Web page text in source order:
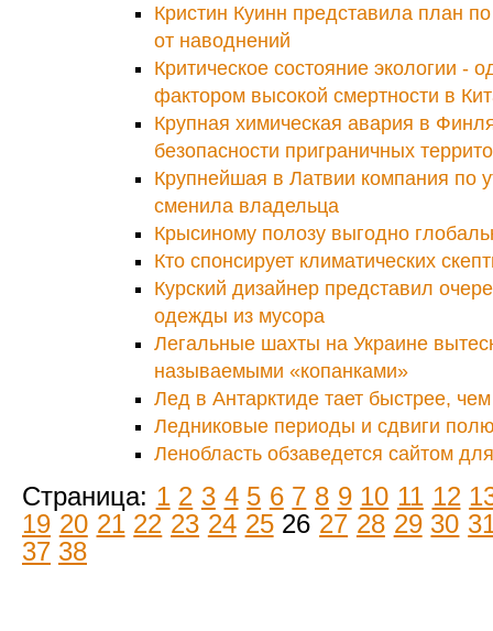
Кристин Куинн представила план
от наводнений
Критическое состояние экологии -
фактором высокой смертности в
Крупная химическая авария в
безопасности приграничных
Крупнейшая в Латвии компания по
сменила владельца
Крысиному полозу выгодно
Кто спонсирует климатических
Курский дизайнер представил
одежды из мусора
Легальные шахты на Украине
называемыми «копанками»
Лед в Антарктиде тает быстрее,
Ледниковые периоды и сдвиги
Ленобласть обзаведется сайтом
Страница: 1 2 3 4 5 6 7 8 9 10 11 12
19 20 21 22 23 24 2526 27 28 29 30
37 38